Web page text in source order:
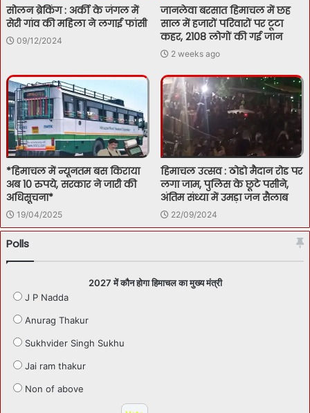
सोलन ब्रेकिंग : अर्की के जंगल में
सेरी गांव की महिला ने लगाई फांसी
09/12/2024
जानलेवा बरसात हिमाचल में छह
साल में हजारों परिवारों पर टूटा
कहर, 2108 लोगों की गई जान
2 weeks ago
*हिमाचल में न्यूनतम बस किराया
अब 10 रुपये, सरकार ने जारी की
अधिसूचना*
19/04/2025
हिमाचल उत्सव : ठोडो मैदान रोड पर
लगा जाम, पुलिस के छूटे पसीने,
अंतिम संध्या में उमड़ा जन सैलाब
22/09/2024
Polls
2027 में कौन होगा हिमाचल का मुख्य मंत्री
J P Nadda
Anurag Thakur
Sukhvider Singh Sukhu
Jai ram thakur
Non of above